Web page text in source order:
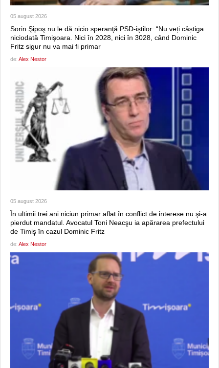
05 august 2026
Sorin Şipoş nu le dă nicio speranţă PSD-iştilor: “Nu veți câștiga
niciodată Timișoara. Nici în 2028, nici în 3028, când Dominic
Fritz sigur nu va mai fi primar
de: Alex Nestor
05 august 2026
În ultimii trei ani niciun primar aflat în conflict de interese nu şi-a
pierdut mandatul. Avocatul Toni Neacşu ia apărarea prefectului
de Timiş în cazul Dominic Fritz
de: Alex Nestor